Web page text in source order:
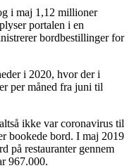
i maj 1,12 millioner
portalen i en
bordbestillinger for
i 2020, hvor der i
per måned fra juni til
ikke var coronavirus til
bookede bord. I maj 2019
på restauranter gennem
967.000.